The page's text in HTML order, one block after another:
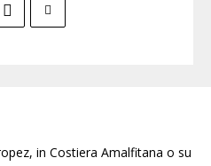
in Costiera Amalfitana o su